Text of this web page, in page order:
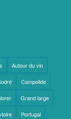
Autour du vin
Campolide
Grand large
Portugal